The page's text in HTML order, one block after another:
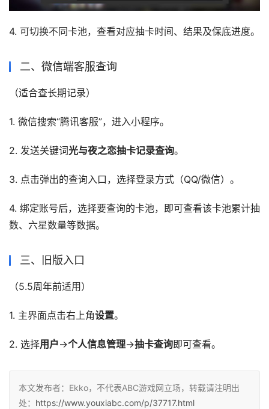
4. 可切换不同卡池，查看对应抽卡时间、结果及保底进度。
二、微信端客服查询
（适合查长期记录）
1. 微信搜索“腾讯客服”，进入小程序。
2. 发送关键词光与夜之恋抽卡记录查询。
3. 点击弹出的查询入口，选择登录方式（QQ/微信）。
4. 绑定账号后，选择要查询的卡池，即可查看该卡池累计抽
数、六星数量等数据。
三、旧版入口
（5.5周年前适用）
1. 主界面点击右上角设置。
2. 选择用户→个人信息管理→抽卡查询即可查看。
本文发布者：Ekko，不代表ABC游戏网立场，转载请注明出
处： https://www.youxiabc.com/p/37717.html